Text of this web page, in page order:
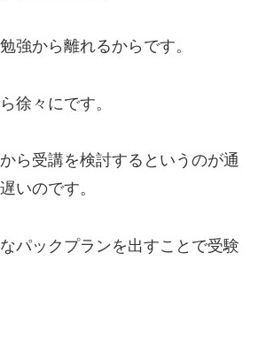
強から離れるからです。
徐々にです。
ら受講を検討するというのが通
いのです。
パックプランを出すことで受験